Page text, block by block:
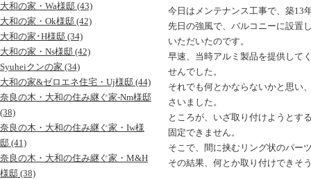
今日はメンテナンス工事で、築13
先日の強風で、バルコニーに設置
いただいたのです。
早速、当時アルミ製品を提供して
せんでした。
それでも何とかならないかと思い
さいました。
ところが、いざ取り付けようとす
固定できません。
そこで、間に挟むリング状のパー
その結果、何とか取り付けできそ
大和の家・Wa様邸 (43)
大和の家・Ok様邸 (42)
大和の家･H様邸 (34)
大和の家・Ns様邸 (42)
Syuheiクンの家 (34)
大和の家&ゼロエネ住宅・Uj様邸 (44)
奈良の木・大和の住み継ぐ家-Nm様邸
(38)
奈良の木・大和の住み継ぐ家・Iw様
邸 (41)
奈良の木・大和の住み継ぐ家・M&H
様邸 (38)